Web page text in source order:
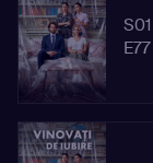
S01
E77